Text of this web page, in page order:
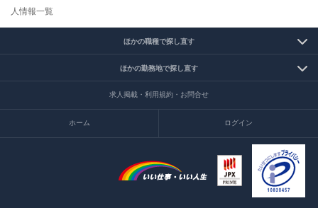
人情報一覧
ほかの職種で探し直す
ほかの勤務地で探し直す
求人掲載・利用規約・お問合せ
ホーム ログイン